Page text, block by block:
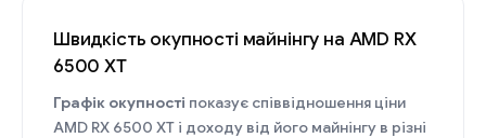
Швидкість окупності майнінгу на AMD RX
6500 XT
Графік окупності показує співвідношення ціни
AMD RX 6500 XT і доходу від його майнінгу в різні